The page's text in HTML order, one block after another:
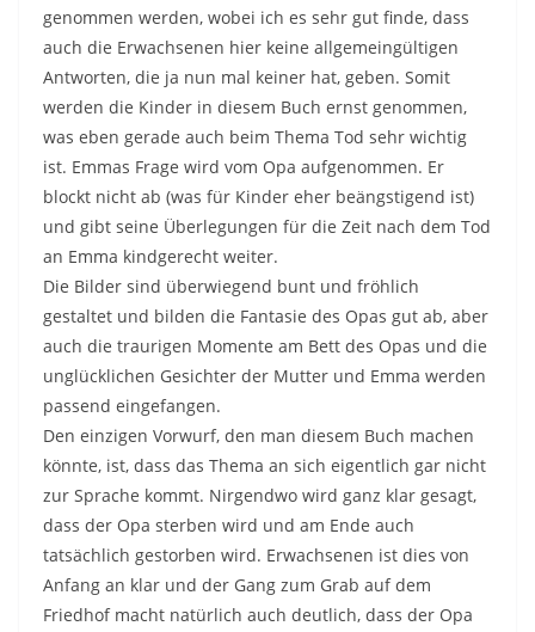
genommen werden, wobei ich es sehr gut finde, dass
auch die Erwachsenen hier keine allgemeingültigen
Antworten, die ja nun mal keiner hat, geben. Somit
werden die Kinder in diesem Buch ernst genommen,
was eben gerade auch beim Thema Tod sehr wichtig
ist. Emmas Frage wird vom Opa aufgenommen. Er
blockt nicht ab (was für Kinder eher beängstigend ist)
und gibt seine Überlegungen für die Zeit nach dem Tod
an Emma kindgerecht weiter.
Die Bilder sind überwiegend bunt und fröhlich
gestaltet und bilden die Fantasie des Opas gut ab, aber
auch die traurigen Momente am Bett des Opas und die
unglücklichen Gesichter der Mutter und Emma werden
passend eingefangen.
Den einzigen Vorwurf, den man diesem Buch machen
könnte, ist, dass das Thema an sich eigentlich gar nicht
zur Sprache kommt. Nirgendwo wird ganz klar gesagt,
dass der Opa sterben wird und am Ende auch
tatsächlich gestorben wird. Erwachsenen ist dies von
Anfang an klar und der Gang zum Grab auf dem
Friedhof macht natürlich auch deutlich, dass der Opa